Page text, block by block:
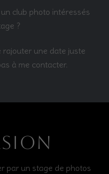
club photo intéressés
?
une date juste
à me contacter.
par un stage de photos